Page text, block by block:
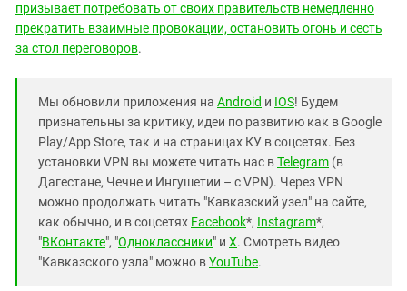
призывает потребовать от своих правительств немедленно
прекратить взаимные провокации, остановить огонь и сесть
за стол переговоров.
Мы обновили приложения на Android и IOS! Будем
признательны за критику, идеи по развитию как в Google
Play/App Store, так и на страницах КУ в соцсетях. Без
установки VPN вы можете читать нас вTelegram (в
Дагестане, Чечне и Ингушетии – с VPN). Через VPN
можно продолжать читать "Кавказский узел" на сайте,
как обычно, и в соцсетях Facebook*, Instagram*,
"ВКонтакте", "Одноклассники" и X. Смотреть видео
"Кавказского узла" можно вYouTube.